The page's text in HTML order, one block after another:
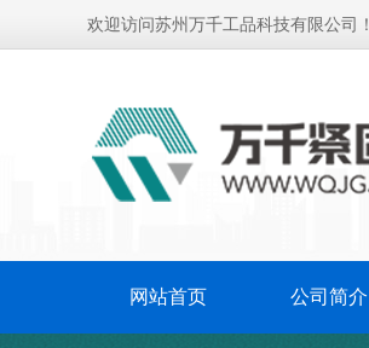
欢迎访问苏州万千工品科技有限公司！
网站首页 公司简介